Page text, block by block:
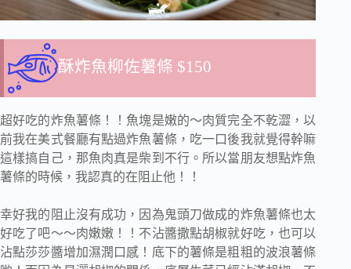
酥炸魚柳佐薯條 $150
超好吃的炸魚薯條！！魚塊是嫩的～肉質完全不乾澀，以
前我在美式餐廳有點過炸魚薯條，吃一口後我就覺得幹嘛
這樣搞自己，那魚肉真是柴到不行。所以當朋友想點炸魚
薯條的時候，我認真的在阻止他！！
幸好我的阻止沒有成功，因為鬼頭刀做成的炸魚薯條也太
好吃了吧～～肉嫩嫩！！不沾醬撒點胡椒就好吃，也可以
沾點莎莎醬增加濕潤口感！底下的薯條是粗粗的波浪薯條